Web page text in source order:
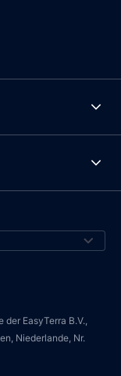
EasyTerra B.V.,
Niederlande, Nr.